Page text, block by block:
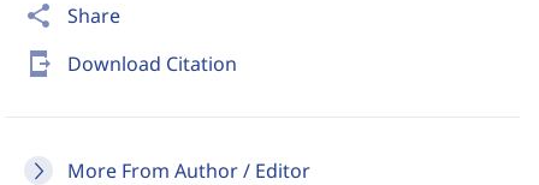
share Share
send_to_mobile Download Citation
More From Author / Editor